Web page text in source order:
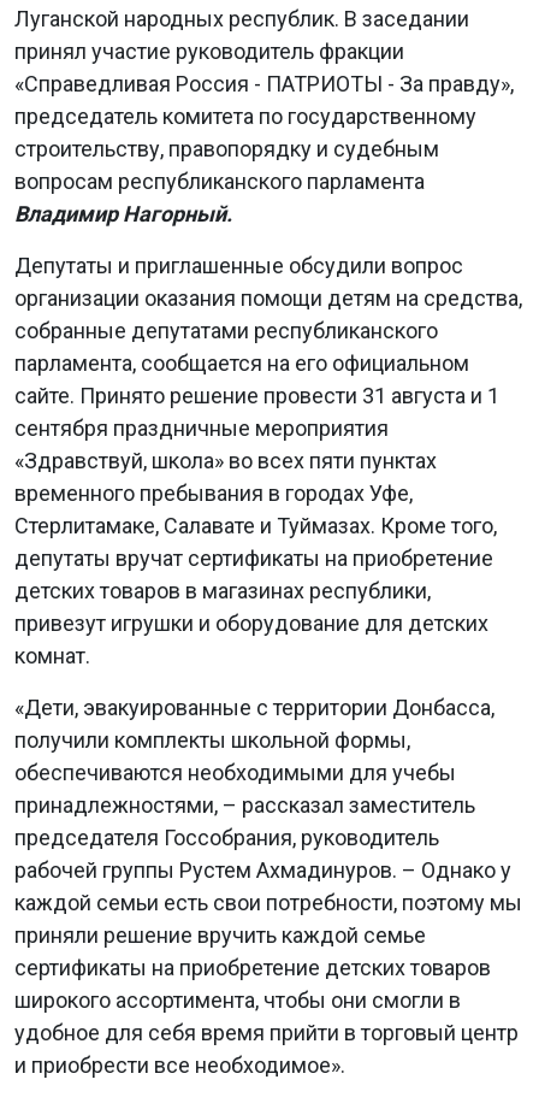
Луганской народных республик. В заседании
принял участие руководитель фракции
«Справедливая Россия - ПАТРИОТЫ - За правду»,
председатель комитета по государственному
строительству, правопорядку и судебным
вопросам республиканского парламента
Владимир Нагорный.
Депутаты и приглашенные обсудили вопрос
организации оказания помощи детям на средства,
собранные депутатами республиканского
парламента, сообщается на его официальном
сайте. Принято решение провести 31 августа и 1
сентября праздничные мероприятия
«Здравствуй, школа» во всех пяти пунктах
временного пребывания в городах Уфе,
Стерлитамаке, Салавате и Туймазах. Кроме того,
депутаты вручат сертификаты на приобретение
детских товаров в магазинах республики,
привезут игрушки и оборудование для детских
комнат.
«Дети, эвакуированные с территории Донбасса,
получили комплекты школьной формы,
обеспечиваются необходимыми для учебы
принадлежностями, – рассказал заместитель
председателя Госсобрания, руководитель
рабочей группы Рустем Ахмадинуров. – Однако у
каждой семьи есть свои потребности, поэтому мы
приняли решение вручить каждой семье
сертификаты на приобретение детских товаров
широкого ассортимента, чтобы они смогли в
удобное для себя время прийти в торговый центр
и приобрести все необходимое».